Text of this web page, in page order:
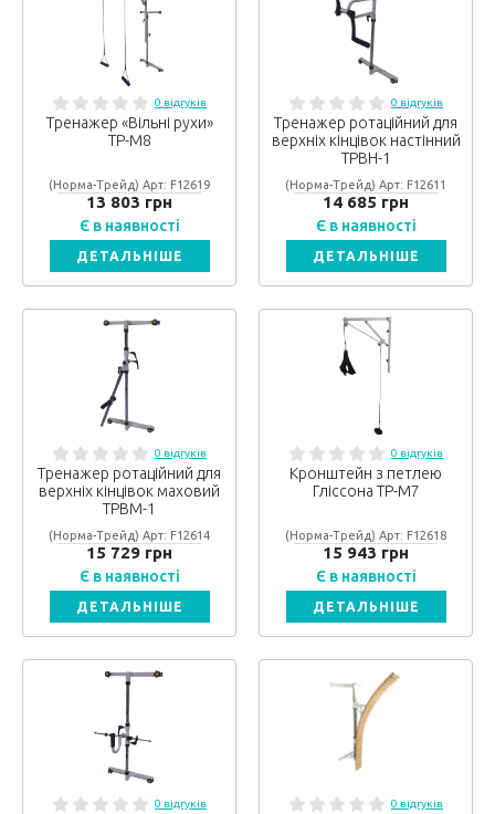
0 відгуків
Тренажер «Вільні рухи»
ТР-М8
(Норма-Трейд) Арт: F12619
13 803 грн
Є в наявності
ДЕТАЛЬНІШЕ
0 відгуків
Тренажер ротаційний для
верхніх кінцівок настінний
ТРВН-1
(Норма-Трейд) Арт: F12611
14 685 грн
Є в наявності
ДЕТАЛЬНІШЕ
0 відгуків
Тренажер ротаційний для
верхніх кінцівок маховий
ТРВМ-1
(Норма-Трейд) Арт: F12614
15 729 грн
Є в наявності
ДЕТАЛЬНІШЕ
0 відгуків
Кронштейн з петлею
Гліссона ТР-М7
(Норма-Трейд) Арт: F12618
15 943 грн
Є в наявності
ДЕТАЛЬНІШЕ
0 відгуків 0 відгуків